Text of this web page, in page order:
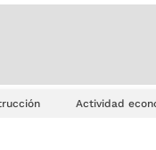
Actividad